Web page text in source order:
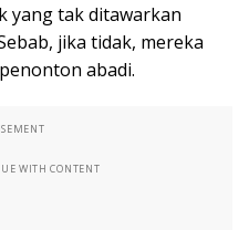
yang tak ditawarkan
jika tidak, mereka
abadi.
WITH CONTENT